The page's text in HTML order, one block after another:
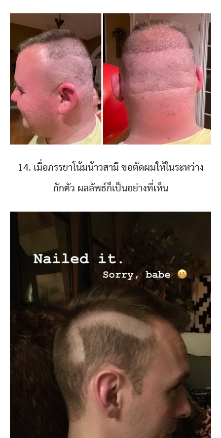
14. เมื่อภรรยาโน้มน้าวสามี ขอตัดผมให้ในระหว่าง
กักตัว ผลลัพธ์ก็เป็นอย่างที่เห็น